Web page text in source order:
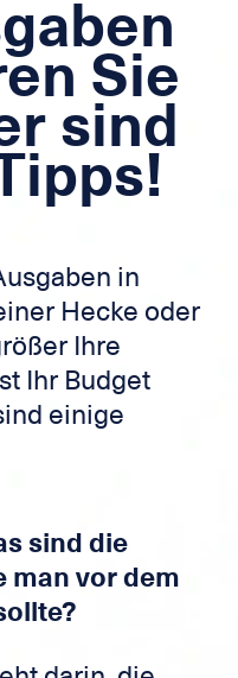
Sie
sind
in
Hecke oder
Ihre
Ihr Budget
einige
sind die
man vor dem
Kredite